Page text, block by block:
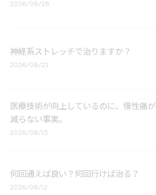
2026/06/26
神経系ストレッチで治りますか？
2026/06/23
医療技術が向上しているのに、慢性痛が
減らない事実。
2026/06/15
何回通えば良い？何回行けば治る？
2026/06/12